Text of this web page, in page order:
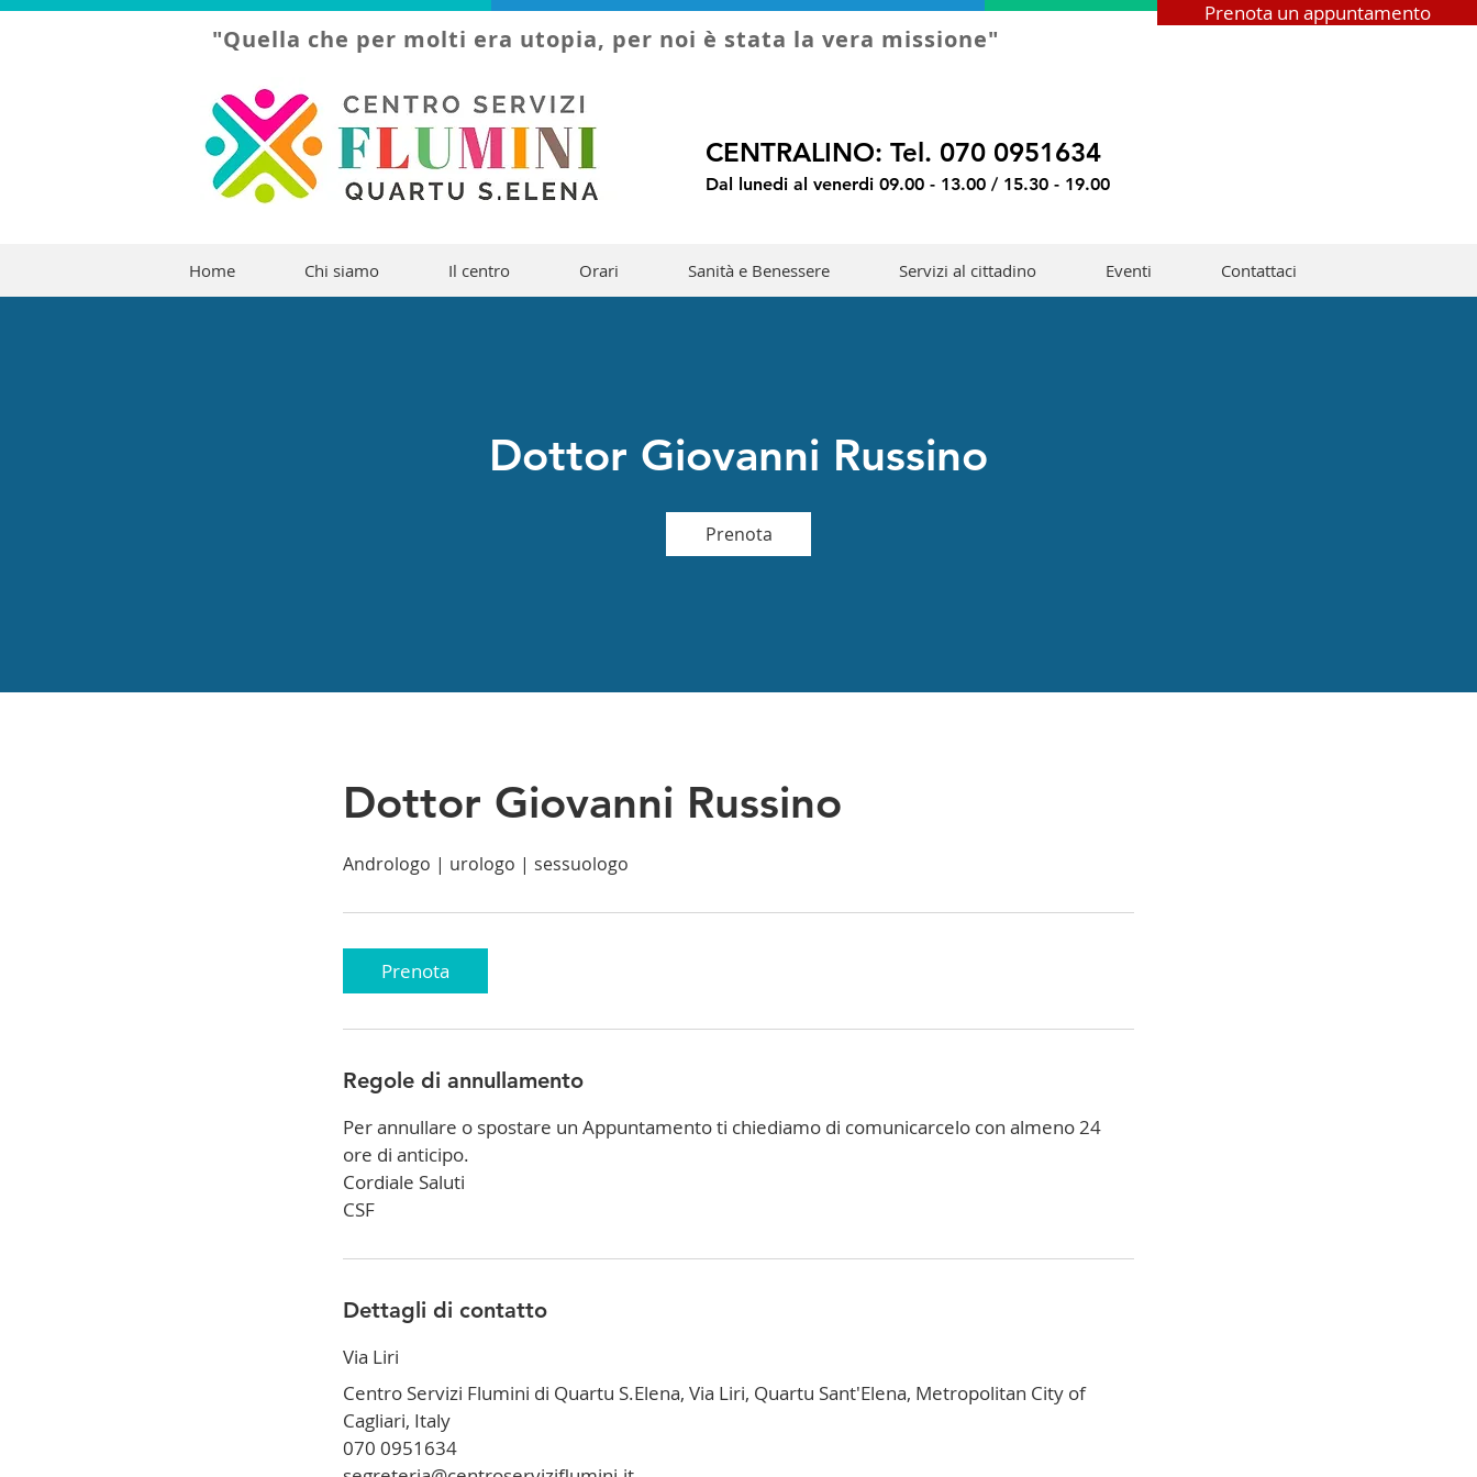
Prenota un appuntamento
"Quella che per molti era utopia, per noi è stata la vera missione"
CENTRALINO: Tel. 070 0951634
Dal lunedi al venerdi 09.00 - 13.00 / 15.30 - 19.00
Home Chi siamo Il centro Orari Sanità e Benessere Servizi al cittadino Eventi Contattaci
Dottor Giovanni Russino
Prenota
Dottor Giovanni Russino
Andrologo | urologo | sessuologo
Prenota
Regole di annullamento
Per annullare o spostare un Appuntamento ti chiediamo di comunicarcelo con almeno 24
ore di anticipo.
Cordiale Saluti
CSF
Dettagli di contatto
Via Liri
Centro Servizi Flumini di Quartu S.Elena, Via Liri, Quartu Sant'Elena, Metropolitan City of
Cagliari, Italy
070 0951634